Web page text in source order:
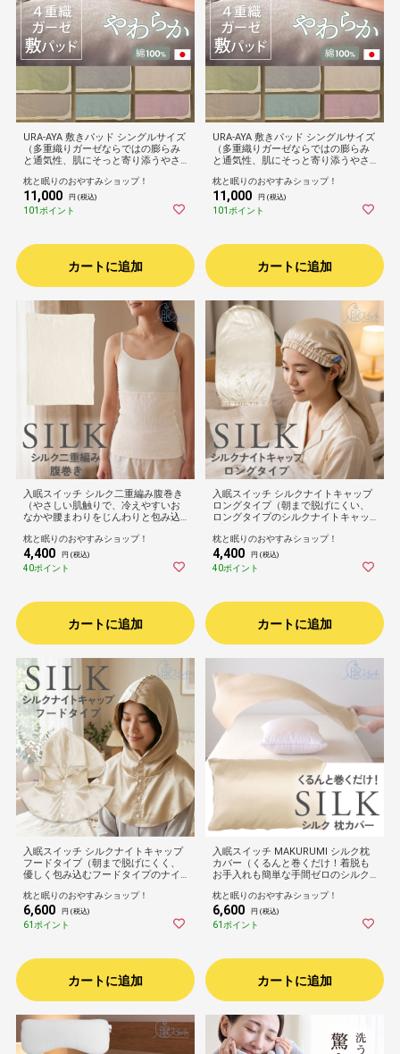
URA-AYA 敷きパッド シングルサイズ
（多重織りガーゼならではの膨らみ
と通気性、肌にそっと寄り添うやさ
00％ 4重織り 日本製 洗える 春 夏 寝
具 柔らかい リバーシブル おしゃれ
大人 子供 家族 プレゼント ギフト ウ
ラアヤ 敷きパット
枕と眠りのおやすみショップ！
11,000 円 (税込)
101ポイント
カートに追加
URA-AYA 敷きパッド シングルサイズ
（多重織りガーゼならではの膨らみ
と通気性、肌にそっと寄り添うやさ
00％ 4重織り 日本製 洗える 春 夏 寝
具 柔らかい リバーシブル おしゃれ
大人 子供 家族 プレゼント ギフト ウ
ラアヤ 敷きパット
枕と眠りのおやすみショップ！
11,000 円 (税込)
101ポイント
カートに追加
入眠スイッチ シルク二重編み腹巻き
（やさしい肌触りで、冷えやすいお
なかや腰まわりをじんわりと包み込
手 軽い 温活 丈32cm ズレにくい 洗
える アイボリー 誕生日 プレゼント
ギフト 女性 レディース 睡眠 就寝 可
愛い インナー
枕と眠りのおやすみショップ！
4,400 円 (税込)
40ポイント
カートに追加
入眠スイッチ シルクナイトキャップ
ロングタイプ（朝まで脱げにくい、
ロングタイプのシルクナイトキャッ
髪 保護 守る 乾燥 摩擦 対策 絹 誕生
日 プレゼント ギフト 女性 レディー
ス 洗える ゴールド 金色 可愛い ロン
グサイズ
枕と眠りのおやすみショップ！
4,400 円 (税込)
40ポイント
カートに追加
入眠スイッチ シルクナイトキャップ
フードタイプ（朝まで脱げにくく、
優しく包み込むフードタイプのナイ
髪 保護 守る 乾燥 摩擦 対策 絹 誕生
日 プレゼント ギフト 女性 レディー
ス 洗える ゴールド 金色 可愛い ロン
グサイズ
枕と眠りのおやすみショップ！
6,600 円 (税込)
61ポイント
カートに追加
入眠スイッチ MAKURUMI シルク枕
カバー（くるんと巻くだけ！着脱も
お手入れも簡単な手間ゼロのシルク
5×50cm 43×63cm 50×70cm 洗える
摩擦 乾燥 対策 髪 絹 肌触り誕生日 プ
レゼント ギフト 女性 6Aランク 美容
silk 可愛い
枕と眠りのおやすみショップ！
6,600 円 (税込)
61ポイント
カートに追加